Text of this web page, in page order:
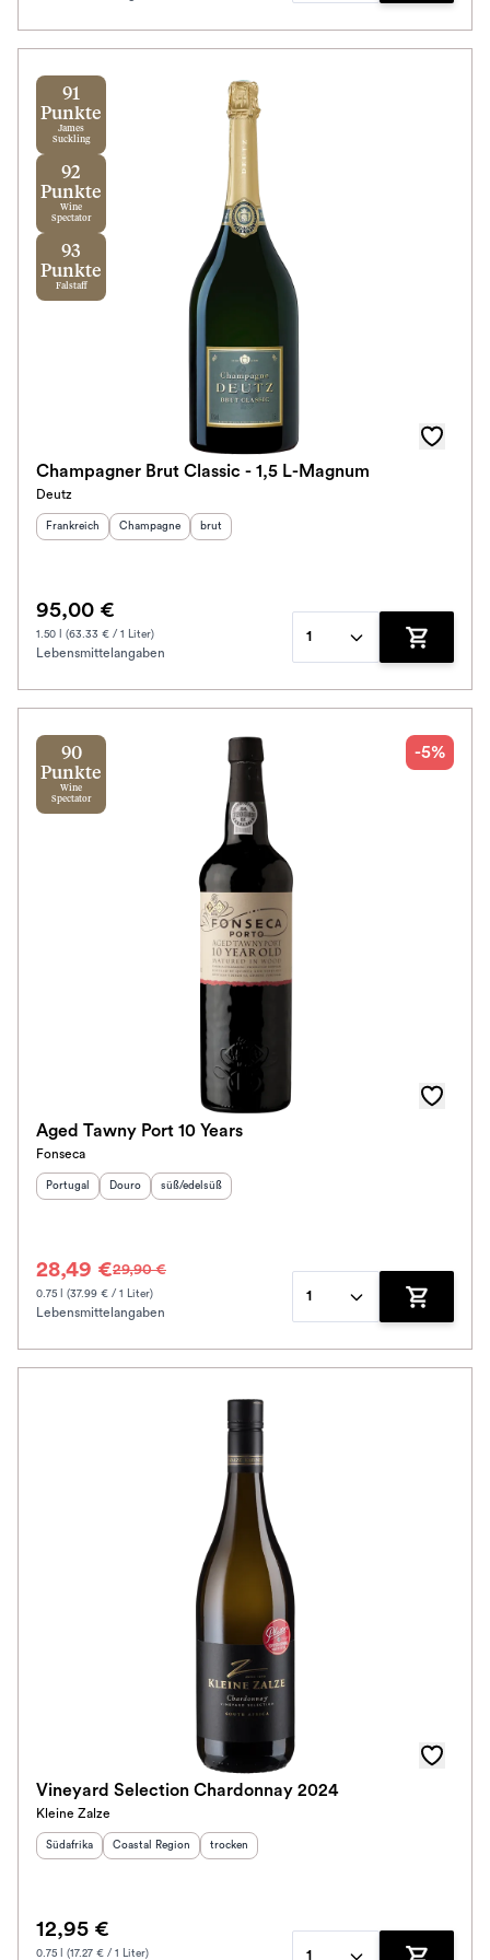
91
Punkte
James
Suckling
92
Punkte
Wine
Spectator
93
Punkte
Falstaff
Champagner Brut Classic - 1,5 L-Magnum
Deutz
Herkunftsland
Frankreich Herkunftsregion :
Champagne Geschmack
brut
95,00 €
1.50 l (63.33 € / 1 Liter)
Lebensmittelangaben
1
Zum
90
Punkte
Wine
Spectator
-5%
Aged Tawny Port 10 Years
Fonseca
Herkunftsland:
Portugal Herkunftsregion:
Douro Geschmack:
süß/edelsüß
28,49 €29,90 €
0.75 l (37.99 € / 1 Liter)
Lebensmittelangaben
1
Zum
Vineyard Selection Chardonnay 2024
Kleine Zalze
Herkunftsland:
Südafrika Herkunftsregion
Coastal Region Geschmack
trocken
12,95 €
0.75 l (17.27 € / 1 Liter)
1